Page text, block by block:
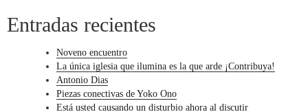
Entradas recientes
Noveno encuentro
La única iglesia que ilumina es la que arde ¡Contribuya!
Antonio Dias
Piezas conectivas de Yoko Ono
Está usted causando un disturbio ahora al discutir